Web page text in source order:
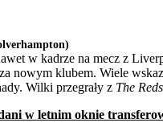
w kadrze na mecz z
nowym klubem. Wiele
Wilki przegrały z The Reds
w letnim oknie